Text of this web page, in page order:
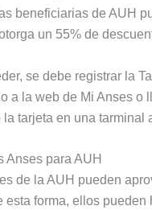
beneficiarias de AUH
un 55% de
se debe registrar la
a la web de Mi Anses o
tarjeta en una tarminal
Anses para AUH
de la AUH pueden
esta forma, ellos